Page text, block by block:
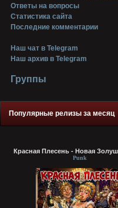
Ответы на вопросы
Статистика сайта
Последние комментарии
Наш чат в Telegram
Наш архив в Telegram
Группы
Популярные релизы за месяц
Красная Плесень - Новая
Punk